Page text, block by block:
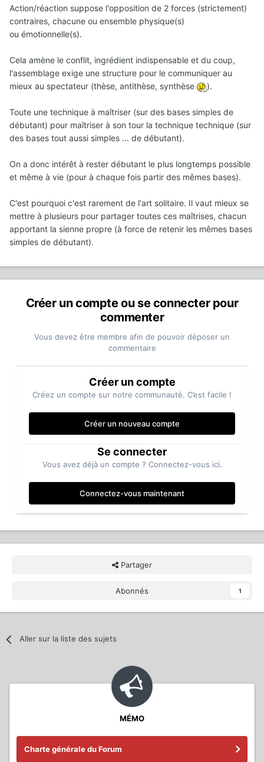
Action/réaction suppose l'opposition de 2 forces (strictement)
contraires, chacune ou ensemble physique(s)
ou émotionnelle(s).
Cela amène le conflit, ingrédient indispensable et du coup,
l'assemblage exige une structure pour le communiquer au
mieux au spectateur (thèse, antithèse, synthèse
).
Toute une technique à maîtriser (sur des bases simples de
débutant) pour maîtriser à son tour la technique technique (sur
des bases tout aussi simples ... de débutant).
On a donc intérêt à rester débutant le plus longtemps possible
et même à vie (pour à chaque fois partir des mêmes bases).
C'est pourquoi c'est rarement de l'art solitaire. Il vaut mieux se
mettre à plusieurs pour partager toutes ces maîtrises, chacun
apportant la sienne propre (à force de retenir les mêmes bases
simples de débutant).
Créer un compte ou se connecter pour
commenter
Vous devez être membre afin de pouvoir déposer un
commentaire
Créer un compte
Créez un compte sur notre communauté. C’est facile !
Créer un nouveau compte
Se connecter
Vous avez déjà un compte ? Connectez-vous ici.
Connectez-vous maintenant
Partager
Abonnés 1
Aller sur la liste des sujets
MÉMO
Charte générale du Forum